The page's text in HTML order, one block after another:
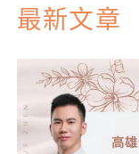
最新文章